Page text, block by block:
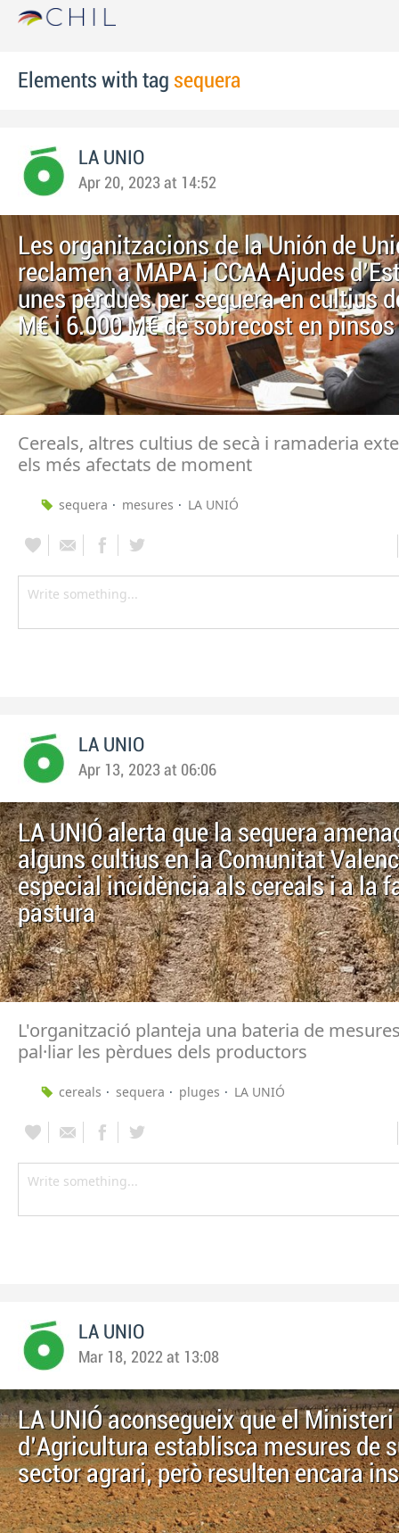
Elements with tag sequera
LA UNIO
Apr 20, 2023 at 14:52
Les organitzacions de la Unión de
reclamen a MAPA i CCAA Ajudes
unes pèrdues per sequera en cultius
M€ i 6.000 M€ de sobrecost en pinsos
Cereals, altres cultius de secà i ramaderia
els més afectats de moment
sequera mesures LA UNIÓ
LA UNIO
Apr 13, 2023 at 06:06
LA UNIÓ alerta que la sequera
alguns cultius en la Comunitat
especial incidència als cereals i a la
pastura
L'organització planteja una bateria de
pal·liar les pèrdues dels productors
cereals sequera pluges LA UNIÓ
LA UNIO
Mar 18, 2022 at 13:08
LA UNIÓ aconsegueix que el Ministeri
d'Agricultura establisca mesures de
sector agrari, però resulten encara